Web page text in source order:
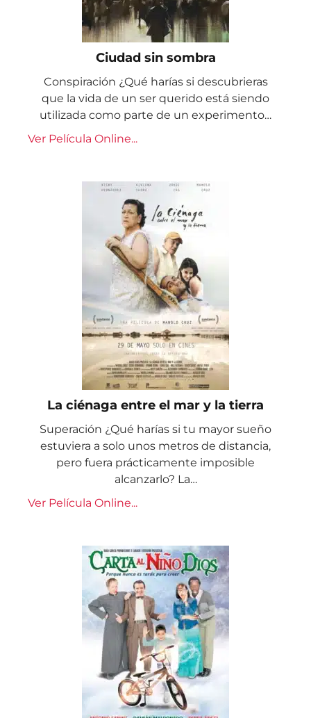
Ciudad sin sombra
Conspiración ¿Qué harías si descubrieras
que la vida de un ser querido está siendo
utilizada como parte de un experimento…
Ver Película Online...
La ciénaga entre el mar y la tierra
Superación ¿Qué harías si tu mayor sueño
estuviera a solo unos metros de distancia,
pero fuera prácticamente imposible
alcanzarlo? La…
Ver Película Online...